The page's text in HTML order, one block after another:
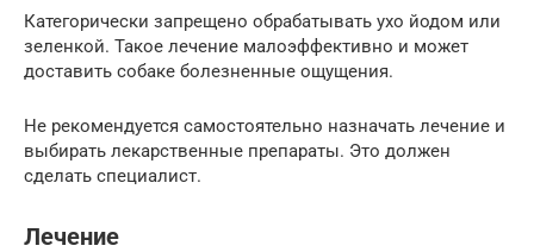
Категорически запрещено обрабатывать ухо йодом или
зеленкой. Такое лечение малоэффективно и может
доставить собаке болезненные ощущения.
Не рекомендуется самостоятельно назначать лечение и
выбирать лекарственные препараты. Это должен
сделать специалист.
Лечение